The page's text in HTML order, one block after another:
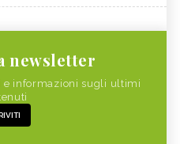
newsletter
e informazioni sugli ultimi